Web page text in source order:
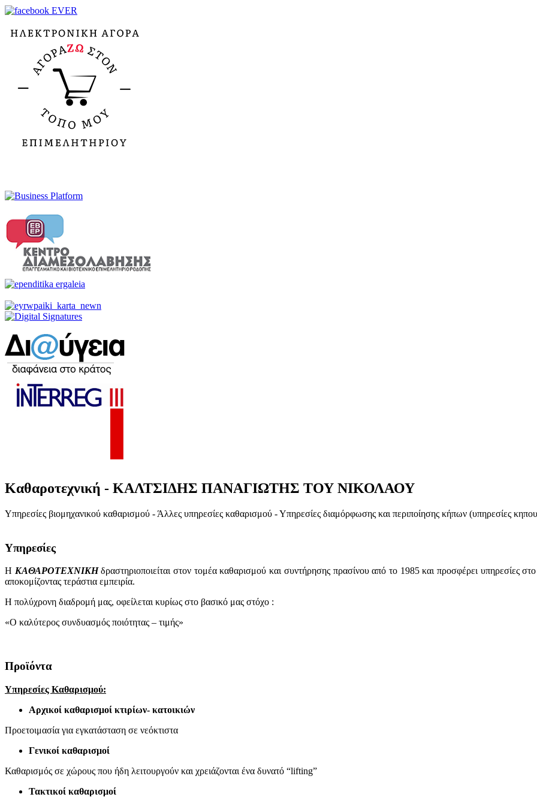
Καθαροτεχνική - ΚΑΛΤΣΙΔΗΣ ΠΑΝΑΓΙΩΤΗΣ ΤΟΥ ΝΙΚΟΛΑΟΥ
Υπηρεσίες βιομηχανικού καθαρισμού - Άλλες υπηρεσίες καθαρισμού - Υπηρεσίες διαμόρφωσης και περιποίησης κήπων (υπηρεσίες
Υπηρεσίες
Η ΚΑΘΑΡΟΤΕΧΝΙΚΗ δραστηριοποιείται στον τομέα καθαρισμού και συντήρησης πρασίνου από το 1985 και προσφέρει υπηρεσίες
αποκομίζοντας τεράστια εμπειρία.
Η πολύχρονη διαδρομή μας, οφείλεται κυρίως στο βασικό μας στόχο :
«Ο καλύτερος συνδυασμός ποιότητας – τιμής»
Προϊόντα
Υπηρεσίες Καθαρισμού:
Αρχικοί καθαρισμοί κτιρίων- κατοικιών
Προετοιμασία για εγκατάσταση σε νεόκτιστα
Γενικοί καθαρισμοί
Καθαρισμός σε χώρους που ήδη λειτουργούν και χρειάζονται ένα δυνατό “lifting”
Τακτικοί καθαρισμοί